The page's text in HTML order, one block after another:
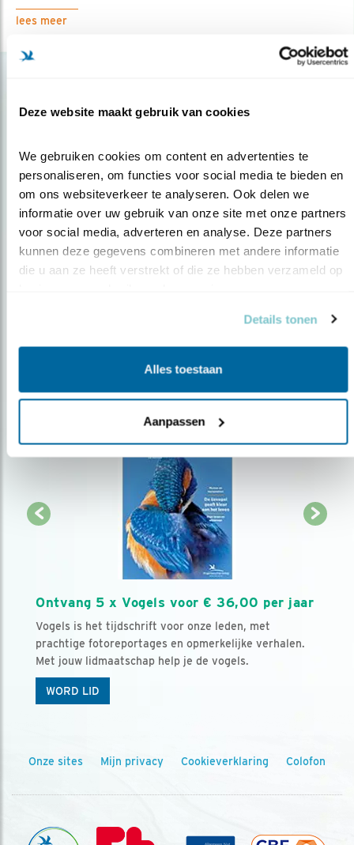
Deze website maakt gebruik van cookies
We gebruiken cookies om content en advertenties te
personaliseren, om functies voor social media te bieden en
om ons websiteverkeer te analyseren. Ook delen we
informatie over uw gebruik van onze site met onze partners
voor social media, adverteren en analyse. Deze partners
kunnen deze gegevens combineren met andere informatie
die u aan ze heeft verstrekt of die ze hebben verzameld op
Details tonen
Alles toestaan
Aanpassen
lees meer
Op de hoogte blijven?
Meld je aan en ontvang nieuws, inspiratie, acties en tips
over vogels en activiteiten van Vogelbescherming.
Ontvang 5 x Vogels voor € 36,00 per jaar
Vogels is het tijdschrift voor onze leden, met
prachtige fotoreportages en opmerkelijke verhalen.
Met jouw lidmaatschap help je de vogels.
WORD LID
Onze sites Mijn privacy Cookieverklaring Colofon